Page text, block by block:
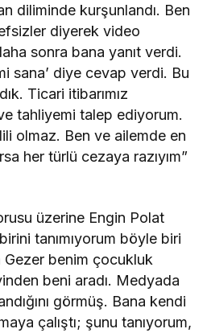
diliminde kurşunlandı. Ben
diyerek video
sonra bana yanıt verdi.
sana’ diye cevap verdi. Bu
Ticari itibarımız
tahliyemi talep ediyorum.
olmaz. Ben ve ailemde en
her türlü cezaya razıyım”
üzerine Engin Polat
tanımıyorum böyle biri
benim çocukluk
beni aradı. Medyada
görmüş. Bana kendi
çalıştı; şunu tanıyorum,